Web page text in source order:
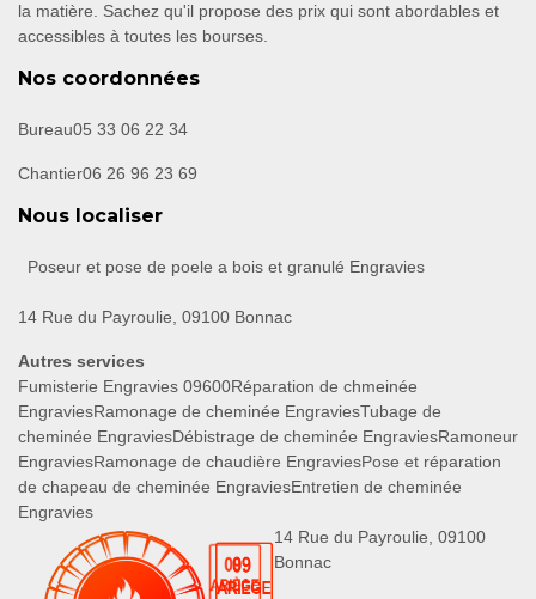
la matière. Sachez qu'il propose des prix qui sont abordables et
accessibles à toutes les bourses.
Nos coordonnées
Bureau05 33 06 22 34
Chantier06 26 96 23 69
Nous localiser
Poseur et pose de poele a bois et granulé Engravies
14 Rue du Payroulie, 09100 Bonnac
Autres services
Fumisterie Engravies 09600Réparation de chmeinée
EngraviesRamonage de cheminée EngraviesTubage de
cheminée EngraviesDébistrage de cheminée EngraviesRamoneur
EngraviesRamonage de chaudière EngraviesPose et réparation
de chapeau de cheminée EngraviesEntretien de cheminée
Engravies
14 Rue du Payroulie, 09100
Bonnac